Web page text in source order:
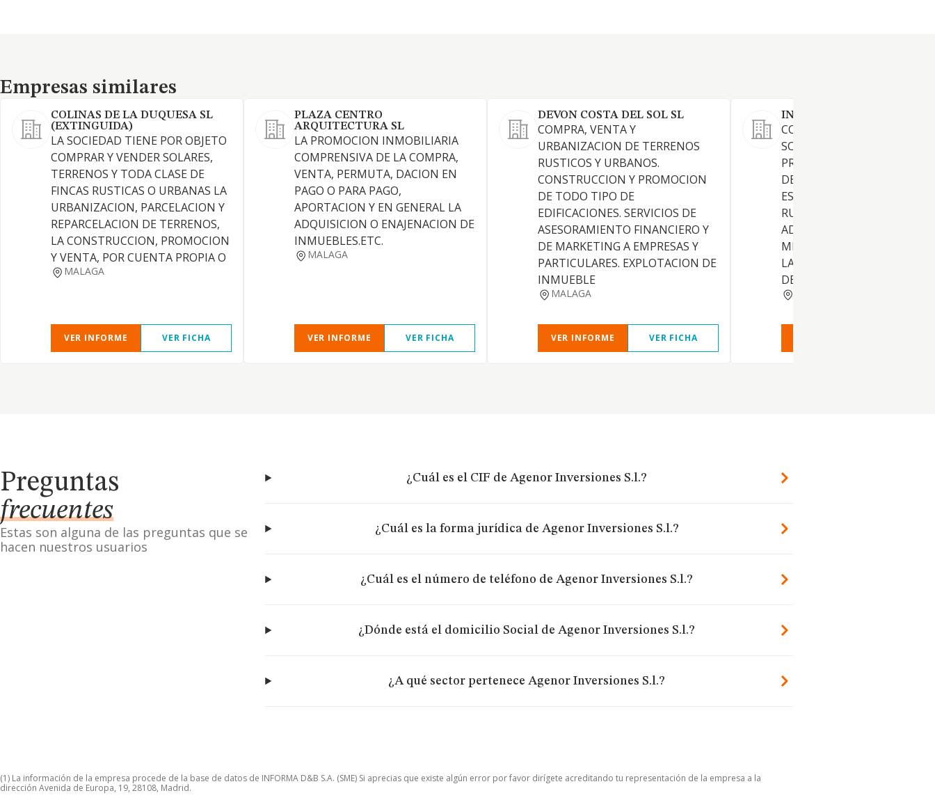
Empresas similares
Empresas similares
COLINAS DE LA DUQUESA SL
(EXTINGUIDA)
LA SOCIEDAD TIENE POR OBJETO
COMPRAR Y VENDER SOLARES,
TERRENOS Y TODA CLASE DE
FINCAS RUSTICAS O URBANAS LA
URBANIZACION, PARCELACION Y
REPARCELACION DE TERRENOS,
LA CONSTRUCCION, PROMOCION
Y VENTA, POR CUENTA PROPIA O
MALAGA
VER INFORME VER FICHA
PLAZA CENTRO
ARQUITECTURA SL
LA PROMOCION INMOBILIARIA
COMPRENSIVA DE LA COMPRA,
VENTA, PERMUTA, DACION EN
PAGO O PARA PAGO,
APORTACION Y EN GENERAL LA
ADQUISICION O ENAJENACION DE
INMUEBLES.ETC.
MALAGA
VER INFORME VER FICHA
DEVON COSTA DEL SOL SL
COMPRA, VENTA Y
URBANIZACION DE TERRENOS
RUSTICOS Y URBANOS.
CONSTRUCCION Y PROMOCION
DE TODO TIPO DE
EDIFICACIONES. SERVICIOS DE
ASESORAMIENTO FINANCIERO Y
DE MARKETING A EMPRESAS Y
PARTICULARES. EXPLOTACION DE
INMUEBLE
MALAGA
VER INFORME VER FICHA
INCRISANTO SL
COMPRAVENTA DE
SOLARES Y EDIFICACIONES,
PROMOCION Y
DE TODA CLASE DE OBRAS,
ESPECIALMENTE VIVIENDAS
RURALES Y AQUELLAS
ADAPTADAS PARA
MINUSVALIDOS Y
LA TERCERA EDAD. EL
DE TODA
Preguntas
frecuentes
Estas son alguna de las preguntas que se
hacen nuestros usuarios
¿Cuál es el CIF de Agenor Inversiones S.l.?
¿Cuál es la forma jurídica de Agenor Inversiones S.l.?
¿Cuál es el número de teléfono de Agenor Inversiones S.l.?
¿Dónde está el domicilio Social de Agenor Inversiones S.l.?
¿A qué sector pertenece Agenor Inversiones S.l.?
(1) La información de la empresa procede de la base de datos de INFORMA D&B S.A. (SME) Si aprecias que existe algún error por favor dirígete acreditando tu representación de la empresa a la
dirección Avenida de Europa, 19, 28108, Madrid.